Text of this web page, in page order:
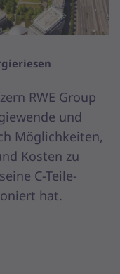
RWE Group
und
Möglichkeiten,
Kosten zu
C-Teile-
hat.